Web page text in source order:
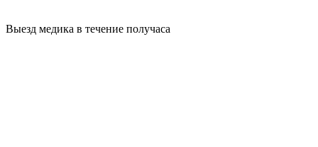
Выезд медика в течение получаса